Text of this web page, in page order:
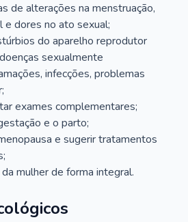
de alterações na menstruação,
e dores no ato sexual;
do aparelho reprodutor
sexualmente
infecções, problemas
exames complementares;
e o parto;
e sugerir tratamentos
mulher de forma integral.